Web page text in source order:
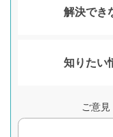
解決でき
知りたい
ご意